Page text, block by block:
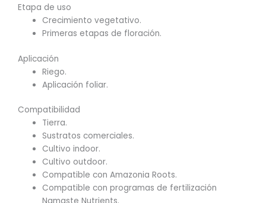
Etapa de uso
Crecimiento vegetativo.
Primeras etapas de floración.
Aplicación
Riego.
Aplicación foliar.
Compatibilidad
Tierra.
Sustratos comerciales.
Cultivo indoor.
Cultivo outdoor.
Compatible con Amazonia Roots.
Compatible con programas de fertilización